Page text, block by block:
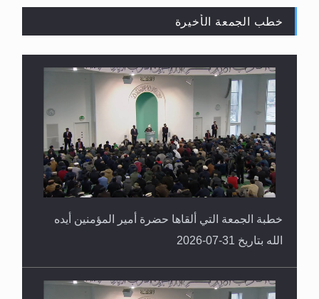
سورة التكوير تُنبئ بزمن بعثة المسيح الموعود عليه
السلام
خطب الجمعة الأخيرة
خطبة الجمعة التي ألقاها حضرة أمير المؤمنين أيده
الله بتاريخ 31-07-2026